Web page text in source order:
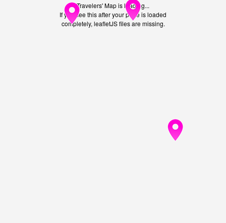
Travelers' Map is loading...
If you see this after your page is loaded
completely, leafletJS files are missing.